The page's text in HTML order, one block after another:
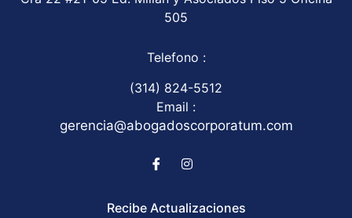
505
Telefono :
(314) 824-5512
Email :
gerencia@abogadoscorporatum.com
Recibe Actualizaciones